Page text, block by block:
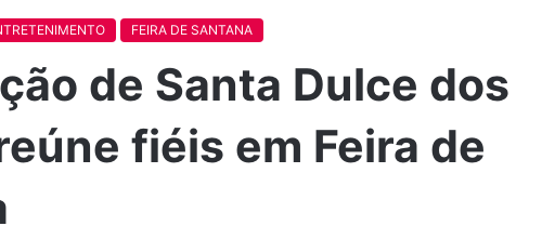
FEIRA DE SANTANA
de Santa Dulce dos
fiéis em Feira de